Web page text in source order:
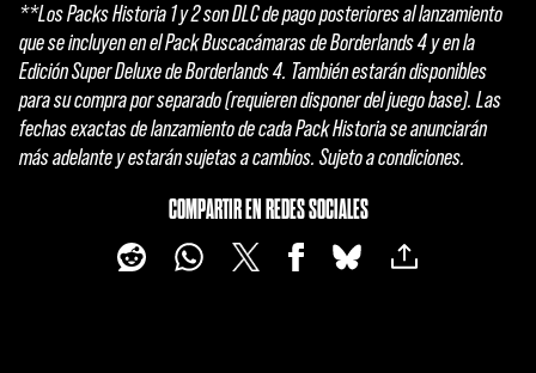
**Los Packs Historia 1 y 2 son DLC de pago posteriores al lanzamiento
que se incluyen en el Pack Buscacámaras de Borderlands 4 y en la
Edición Super Deluxe de Borderlands 4. También estarán disponibles
para su compra por separado (requieren disponer del juego base). Las
fechas exactas de lanzamiento de cada Pack Historia se anunciarán
más adelante y estarán sujetas a cambios. Sujeto a condiciones.
COMPARTIR EN REDES SOCIALES